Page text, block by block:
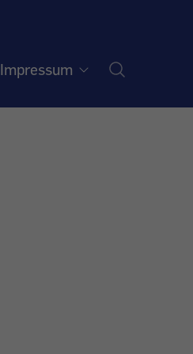
Impressum